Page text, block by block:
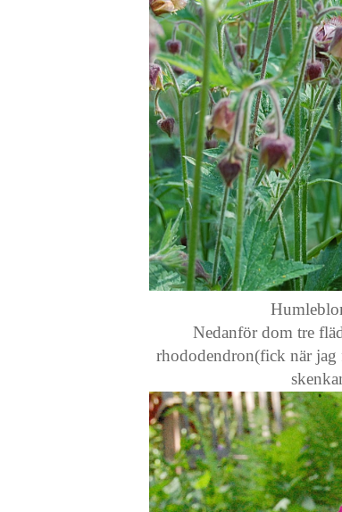
Nedanför dom tre
rhododendron(fick när jag